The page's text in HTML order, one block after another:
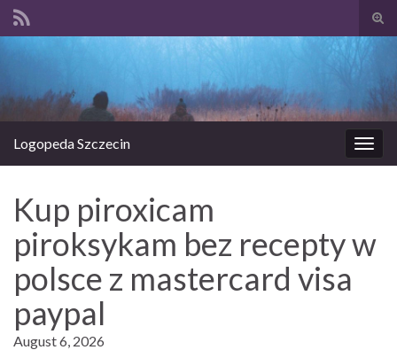
Logopeda Szczecin
Kup piroxicam
piroksykam bez recepty w
polsce z mastercard visa
paypal
August 6, 2026